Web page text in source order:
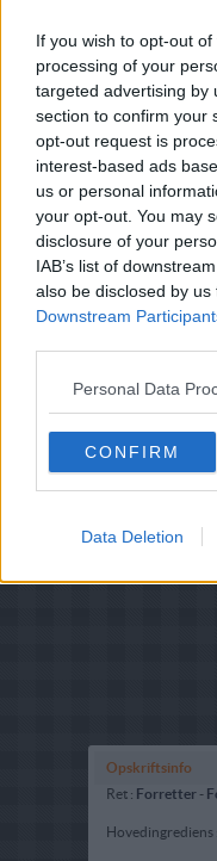
If you wish to opt-out
processing of your
targeted advertising by
section to confirm your
opt-out request is
interest-based ads
us or personal
your opt-out. You may
disclosure of your
IAB’s list of
also be disclosed by
Downstream
Personal Data
CONFIRM
Data Deletion
æggehvider i, og
eller randform,
Rør mayonnaise
smag til med
Vend rejerne og
mayonnaisen.
med salatblade,
er brugt en
agurkeskiver,
citronskiver
Server med lune
Opskriftsinfo
Ret : Forretter -
Hovedingrediens :